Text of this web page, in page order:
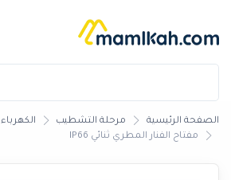
الصفحة الرئيسية مرحلة التشطيب الكهرباء
مفتاح الفنار المطري ثنائي IP66